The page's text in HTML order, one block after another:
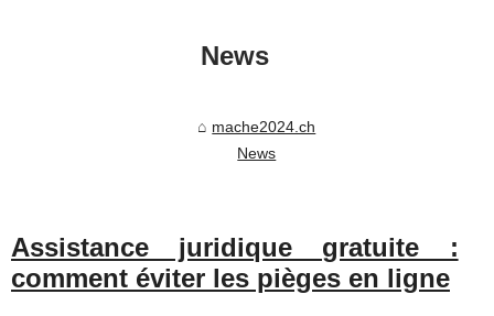
News
mache2024.ch
News
Assistance juridique gratuite :
comment éviter les pièges en ligne